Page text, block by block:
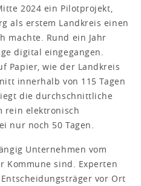
2024 ein Pilotprojekt,
als erstem Landkreis einen
machte. Rund ein Jahr
digital eingegangen.
Papier, wie der Landkreis
innerhalb von 115 Tagen
die durchschnittliche
rein elektronisch
nur noch 50 Tagen.
Unternehmen vom
sind. Experten
vor Ort